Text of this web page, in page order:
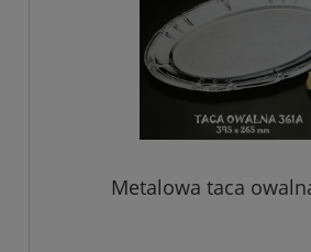
Metalowa taca